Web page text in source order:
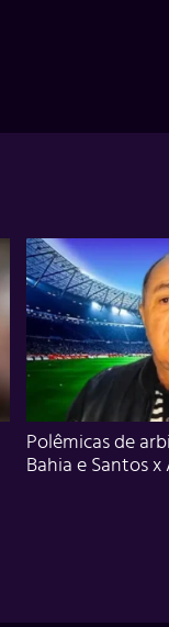
Polêmicas de
Bahia e Santos